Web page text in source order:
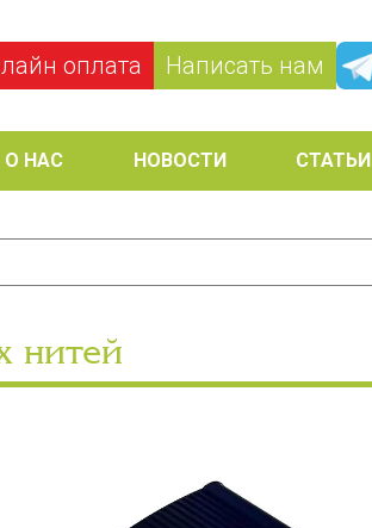
оплата Написать нам
О НАС НОВОСТИ СТАТЬИ
нитей